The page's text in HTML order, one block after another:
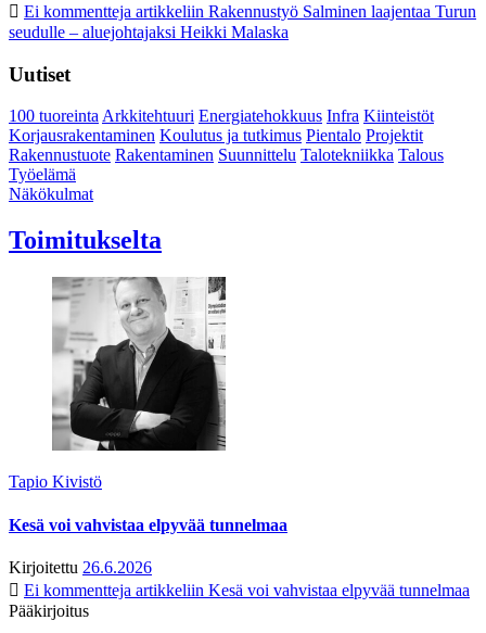
Ei kommentteja artikkeliin Rakennustyö Salminen laajentaa Turun
seudulle – aluejohtajaksi Heikki Malaska
Uutiset
100 tuoreintaArkkitehtuuri Energiatehokkuus Infra Kiinteistöt
Korjausrakentaminen Koulutus ja tutkimus Pientalo Projektit
Rakennustuote Rakentaminen Suunnittelu Talotekniikka Talous
Työelämä
Näkökulmat
Toimitukselta
Tapio Kivistö
Kesä voi vahvistaa elpyvää tunnelmaa
Kirjoitettu 26.6.2026
Ei kommentteja artikkeliin Kesä voi vahvistaa elpyvää tunnelmaa
Pääkirjoitus